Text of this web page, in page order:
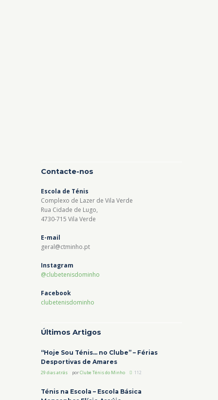
Contacte-nos
Escola de Ténis
Complexo de Lazer de Vila Verde
Rua Cidade de Lugo,
4730-715 Vila Verde
E-mail
geral@ctminho.pt
Instagram
@clubetenisdominho
Facebook
clubetenisdominho
Últimos Artigos
“Hoje Sou Ténis… no Clube” – Férias
Desportivas de Amares
29 dias atrás porClube Ténis do Minho 112
Ténis na Escola – Escola Básica